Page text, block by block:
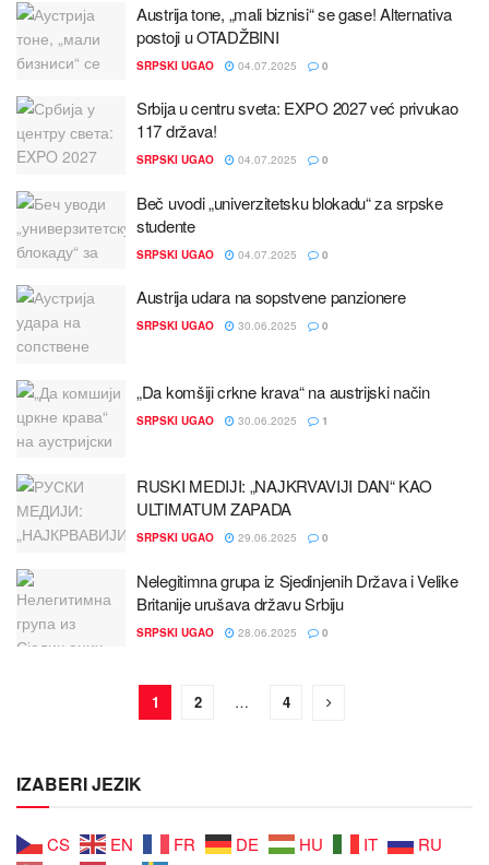
Austriјa tone, „mali biznisi“ se gase! Alternativa
postoјi u OTADŽBINI
SRPSKI UGAO 04.07.2025 0
Srbiјa u centru sveta: EXPO 2027 već privukao
117 država!
SRPSKI UGAO 04.07.2025 0
Beč uvodi „univerzitetsku blokadu“ za srpske
studente
SRPSKI UGAO 04.07.2025 0
Austriјa udara na sopstvene panzionere
SRPSKI UGAO 30.06.2025 0
„Da komšiјi crkne krava“ na austriјski način
SRPSKI UGAO 30.06.2025 1
RUSKI MEDIЈI: „NAЈKRVAVIЈI DAN“ KAO
ULTIMATUM ZAPADA
SRPSKI UGAO 29.06.2025 0
Nelegitimna grupa iz Sјedinjenih Država i Velike
Britaniјe urušava državu Srbiјu
SRPSKI UGAO 28.06.2025 0
1 2 … 4
IZABERI JEZIK
CS EN FR DE HU IT RU